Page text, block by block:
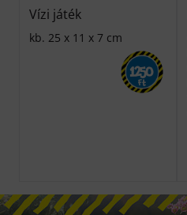
Vízi játék
kb. 25 x 11 x 7 cm
1250
Ft